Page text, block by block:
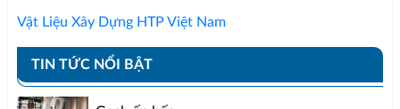
Vật Liệu Xây Dựng HTP Việt Nam
TIN TỨC NỔI BẬT